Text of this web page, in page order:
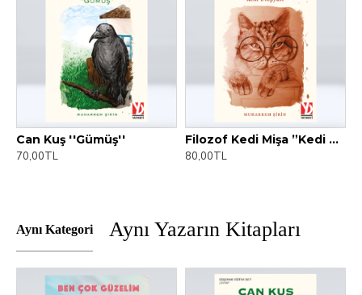
Can Kuş ''Gümüş''
70,00TL
Filozof Kedi Mişa ”Kedi Ütopyası”
80,00TL
Aynı Kategori Aynı Yazarın Kitapları